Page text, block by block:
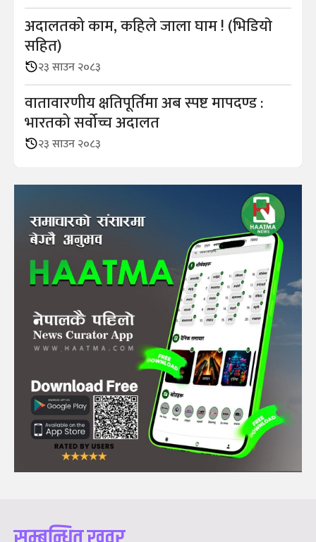
अदालतको काम, कहिले जाला घाम ! (भिडियाे
सहित)
२३ साउन २०८३
वातावारणीय क्षतिपूर्तिमा अब स्पष्ट मापदण्ड :
भारतको सर्वोच्च अदालत
२३ साउन २०८३